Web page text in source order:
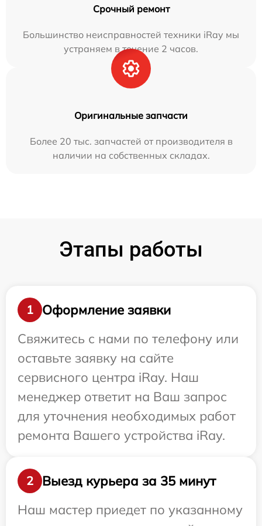
Срочный ремонт
Большинство неисправностей техники iRay мы
устраняем в течение 2 часов.
Оригинальные запчасти
Более 20 тыс. запчастей от производителя в
наличии на собственных складах.
Этапы работы
1
Оформление заявки
Свяжитесь с нами по телефону или
оставьте заявку на сайте
сервисного центра iRay. Наш
менеджер ответит на Ваш запрос
для уточнения необходимых работ
ремонта Вашего устройства iRay.
2
Выезд курьера за 35 минут
Наш мастер приедет по указанному